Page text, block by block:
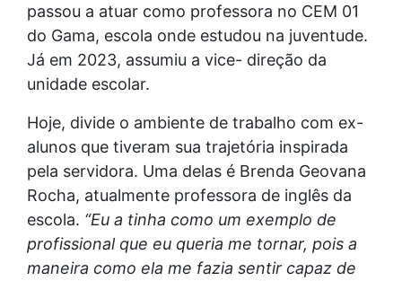
passou a atuar como professora no CEM 01
do Gama, escola onde estudou na juventude.
Já em 2023, assumiu a vice- direção da
unidade escolar.
Hoje, divide o ambiente de trabalho com ex-
alunos que tiveram sua trajetória inspirada
pela servidora. Uma delas é Brenda Geovana
Rocha, atualmente professora de inglês da
escola. “Eu a tinha como um exemplo de
profissional que eu queria me tornar, pois a
maneira como ela me fazia sentir capaz de